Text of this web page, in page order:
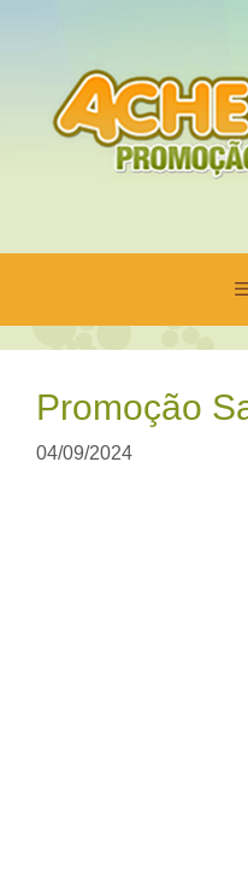
conteúdo
Promoção
04/09/2024